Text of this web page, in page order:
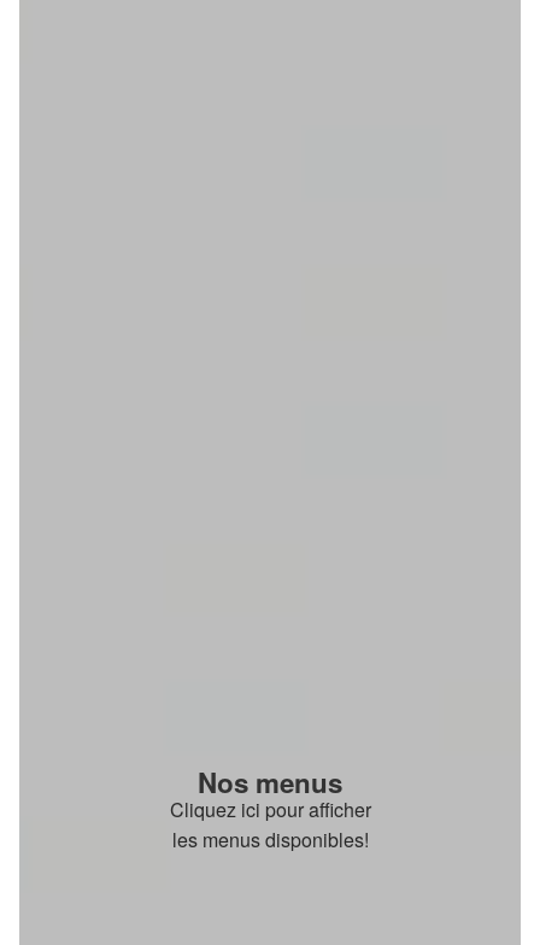
Nos menus
Cliquez ici pour afficher
les menus disponibles!